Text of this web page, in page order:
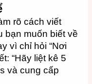
rõ cách viết
bạn muốn biết về
vì chỉ hỏi “Nơi
“Hãy liệt kê 5
và cung cấp